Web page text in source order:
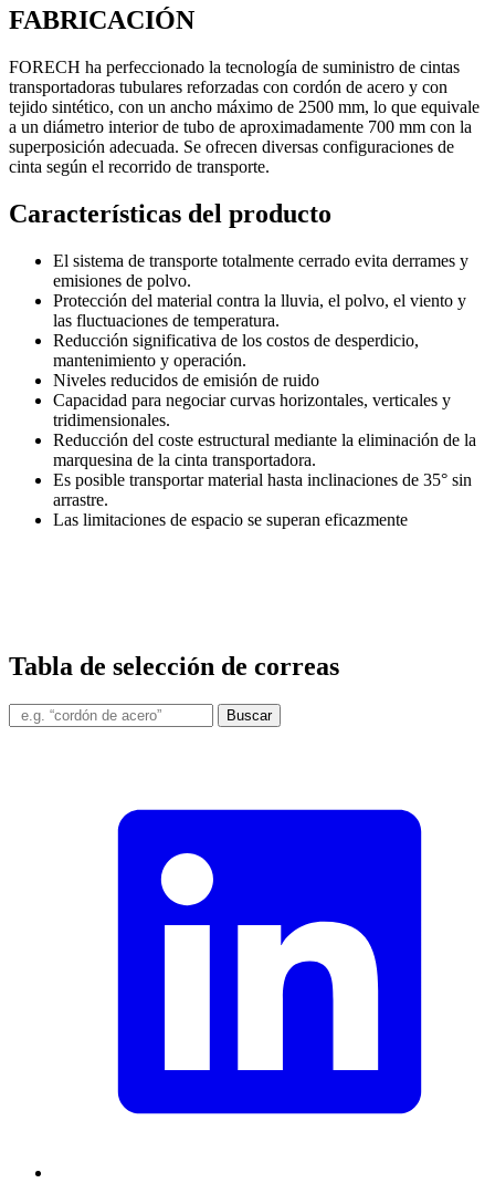
FABRICACIÓN
FORECH ha perfeccionado la tecnología de suministro de cintas
transportadoras tubulares reforzadas con cordón de acero y con
tejido sintético, con un ancho máximo de 2500 mm, lo que equivale
a un diámetro interior de tubo de aproximadamente 700 mm con la
superposición adecuada. Se ofrecen diversas configuraciones de
cinta según el recorrido de transporte.
Características del producto
El sistema de transporte totalmente cerrado evita derrames y
emisiones de polvo.
Protección del material contra la lluvia, el polvo, el viento y
las fluctuaciones de temperatura.
Reducción significativa de los costos de desperdicio,
mantenimiento y operación.
Niveles reducidos de emisión de ruido
Capacidad para negociar curvas horizontales, verticales y
tridimensionales.
Reducción del coste estructural mediante la eliminación de la
marquesina de la cinta transportadora.
Es posible transportar material hasta inclinaciones de 35° sin
arrastre.
Las limitaciones de espacio se superan eficazmente
Tabla de selección de correas
Buscar